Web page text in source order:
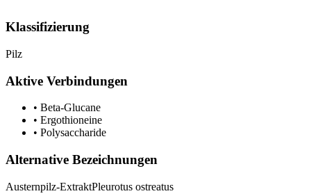
Klassifizierung
Pilz
Aktive Verbindungen
• Beta-Glucane
• Ergothioneine
• Polysaccharide
Alternative Bezeichnungen
Austernpilz-ExtraktPleurotus ostreatus